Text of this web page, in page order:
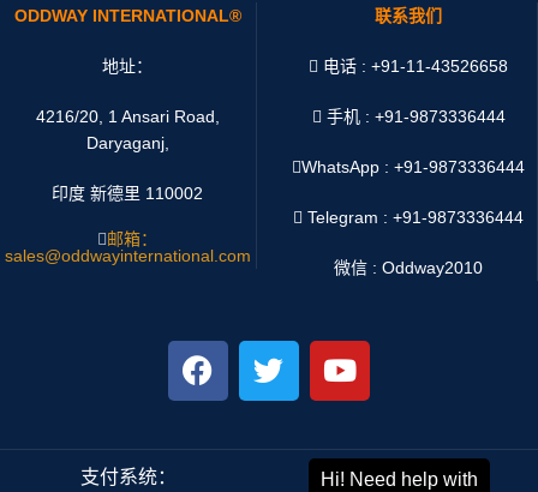
ODDWAY INTERNATIONAL®
地址：
4216/20, 1 Ansari Road,
Daryaganj,
印度 新德里 110002
邮箱：
sales@oddwayinternational.com
联系我们
电话 : +91-11-43526658
手机 : +91-9873336444
WhatsApp :+91-9873336444
Telegram : +91-9873336444
微信 : Oddway2010
支付系统： 运输系统：